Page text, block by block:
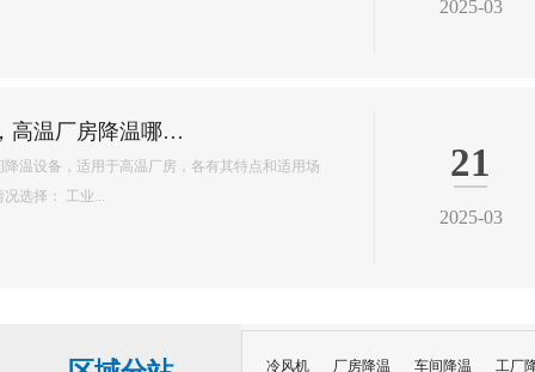
环保空调的降温原理主要基于水蒸发吸热的特性，以下是对其降温原理的详细解释： 一、核心原理 环保空调
内部配置有湿润的过滤媒介，如湿帘或湿纱窗。当风扇吹出的风经过这些湿润的媒
冷风机 厂房降温 车间降温 工厂